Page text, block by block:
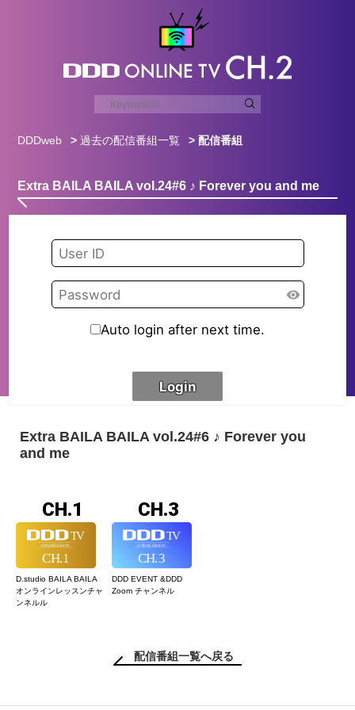
DDDweb >過去の配信番組一覧 > 配信番組
Extra BAILA BAILA vol.24#6 ♪ Forever you and me
Extra BAILA BAILA vol.24#6 ♪ Forever you
and me
CH.1
D.studio BAILA BAILA
オンラインレッスンチャ
ンネルル
CH.3
DDD EVENT &DDD
Zoom チャンネル
配信番組一覧へ戻る